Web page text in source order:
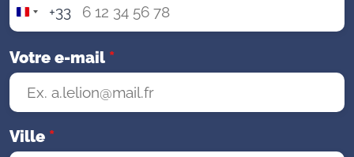
F
r
a
n
c
e
+
3
+33
Votre e-mail *
Ville *